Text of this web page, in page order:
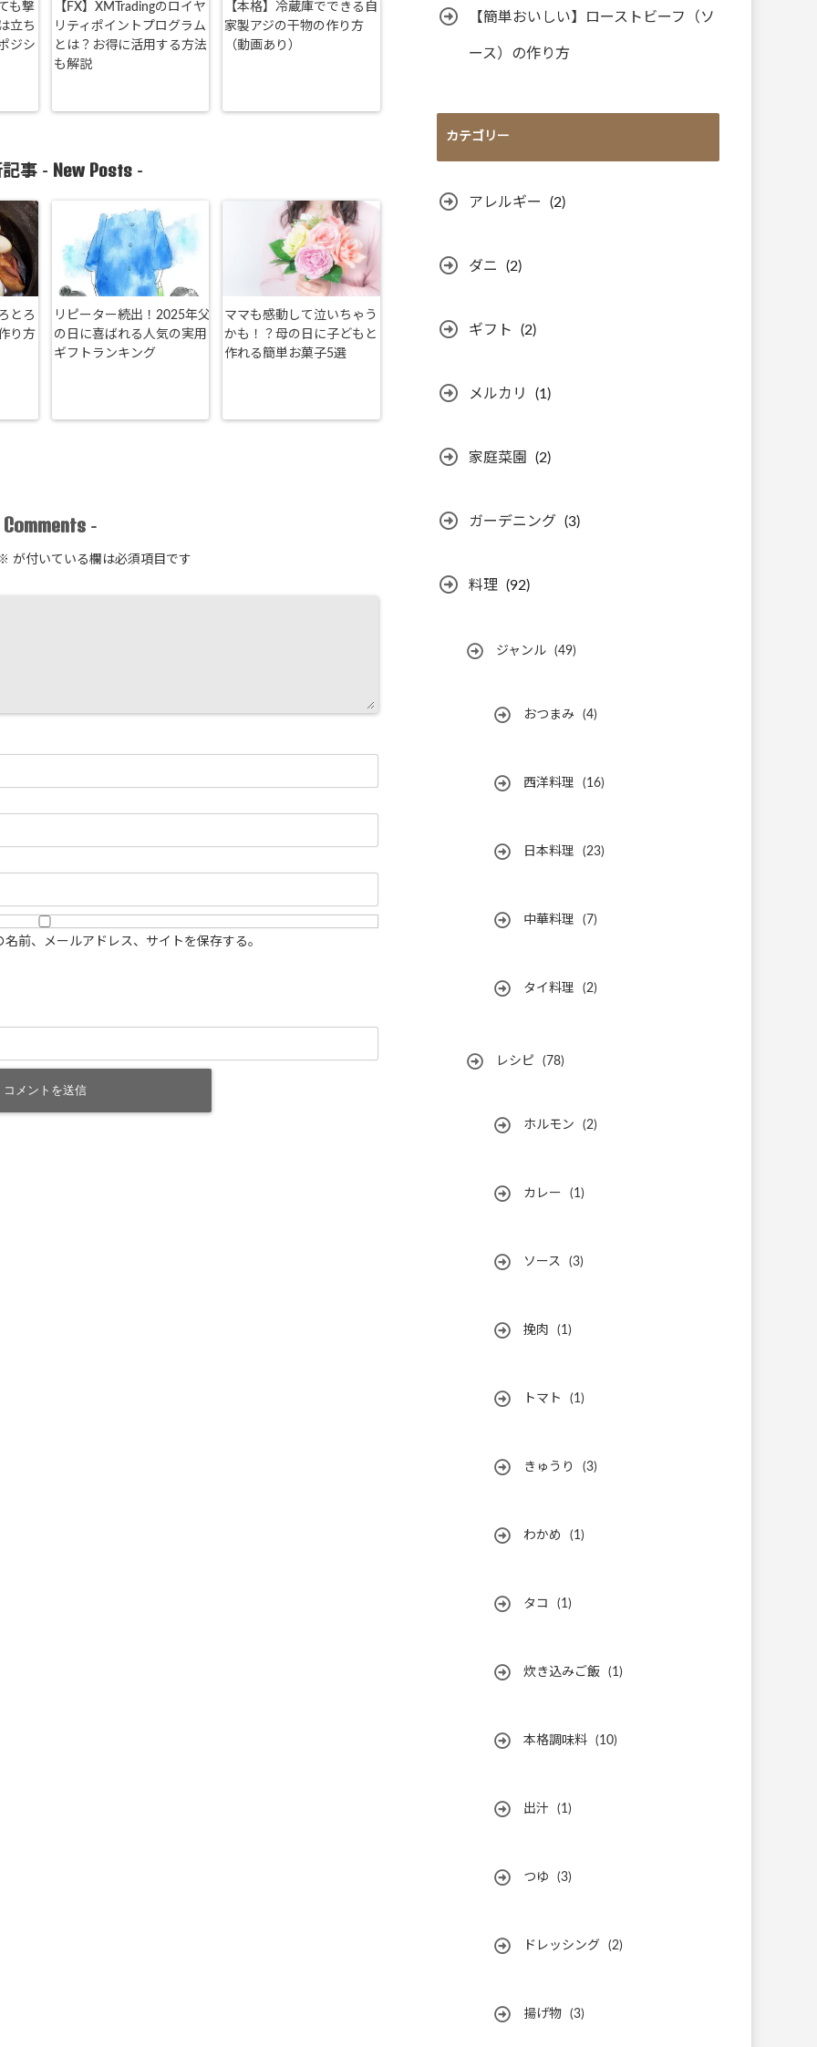
も撃
立ち
ジシ
【FX】XMTradingのロイヤ
リティポイントプログラム
とは？お得に活用する方法
も解説
【本格】冷蔵庫でできる自
家製アジの干物の作り方
（動画あり）
事 - New Posts -
とろ
り方
リピーター続出！2025年父
の日に喜ばれる人気の実用
ギフトランキング
ママも感動して泣いちゃう
かも！？母の日に子どもと
作れる簡単お菓子5選
Comments -
が付いている欄は必須項目です
前、メールアドレス、サイトを保存する。
【簡単おいしい】ローストビーフ（ソ
ース）の作り方
カテゴリー
アレルギー (2)
ダニ (2)
ギフト (2)
メルカリ (1)
家庭菜園 (2)
ガーデニング (3)
料理 (92)
ジャンル (49)
おつまみ (4)
西洋料理 (16)
日本料理 (23)
中華料理 (7)
タイ料理 (2)
レシピ (78)
ホルモン (2)
カレー (1)
ソース (3)
挽肉 (1)
トマト (1)
きゅうり (3)
わかめ (1)
タコ (1)
炊き込みご飯 (1)
本格調味料 (10)
出汁 (1)
つゆ (3)
ドレッシング (2)
揚げ物 (3)